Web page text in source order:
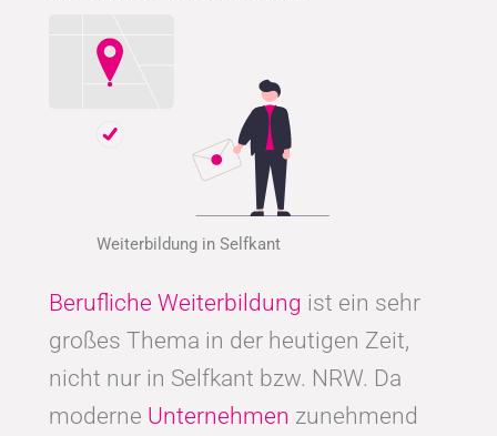
Weiterbildung in Selfkant
Berufliche Weiterbildung ist ein sehr
großes Thema in der heutigen Zeit,
nicht nur in Selfkant bzw. NRW. Da
moderne Unternehmen zunehmend